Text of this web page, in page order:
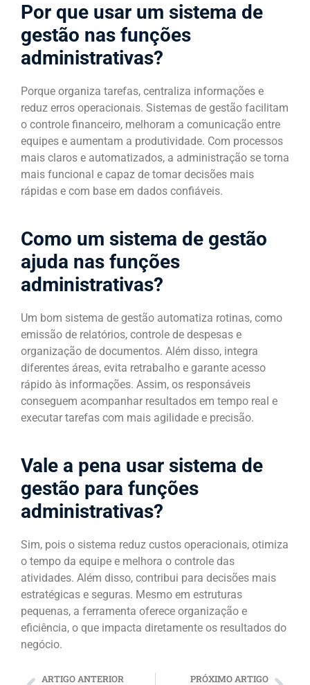
Por que usar um sistema de
gestão nas funções
administrativas?
Porque organiza tarefas, centraliza informações e
reduz erros operacionais. Sistemas de gestão facilitam
o controle financeiro, melhoram a comunicação entre
equipes e aumentam a produtividade. Com processos
mais claros e automatizados, a administração se torna
mais funcional e capaz de tomar decisões mais
rápidas e com base em dados confiáveis.
Como um sistema de gestão
ajuda nas funções
administrativas?
Um bom sistema de gestão automatiza rotinas, como
emissão de relatórios, controle de despesas e
organização de documentos. Além disso, integra
diferentes áreas, evita retrabalho e garante acesso
rápido às informações. Assim, os responsáveis
conseguem acompanhar resultados em tempo real e
executar tarefas com mais agilidade e precisão.
Vale a pena usar sistema de
gestão para funções
administrativas?
Sim, pois o sistema reduz custos operacionais, otimiza
o tempo da equipe e melhora o controle das
atividades. Além disso, contribui para decisões mais
estratégicas e seguras. Mesmo em estruturas
pequenas, a ferramenta oferece organização e
eficiência, o que impacta diretamente os resultados do
negócio.
ARTIGO ANTERIOR PRÓXIMO ARTIGO